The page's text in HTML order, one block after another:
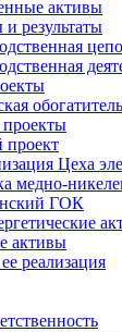
активы
результаты
Цеха
медно-
ГОК
активы
реализация